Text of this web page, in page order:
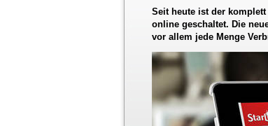
Seit heute ist der
online geschaltet. Die
vor allem jede Menge